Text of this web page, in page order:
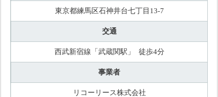
東京都練馬区石神井台七丁目13-7
交通
西武新宿線「武蔵関駅」 徒歩4分
事業者
リコーリース株式会社